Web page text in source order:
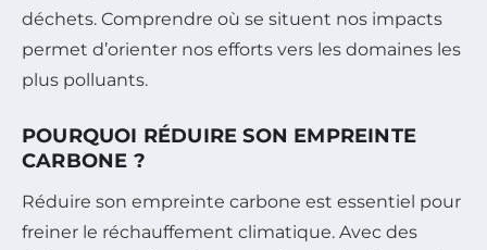
déchets. Comprendre où se situent nos impacts
permet d’orienter nos efforts vers les domaines les
plus polluants.
POURQUOI RÉDUIRE SON EMPREINTE
CARBONE ?
Réduire son empreinte carbone est essentiel pour
freiner le réchauffement climatique. Avec des